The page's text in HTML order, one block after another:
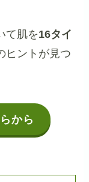
て肌を16タイ
ヒントが見つ
から